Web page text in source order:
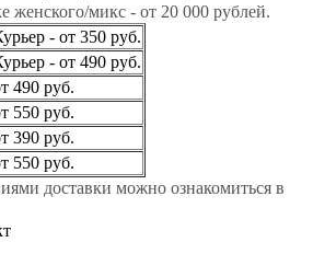
женского/микс - от 20 000 рублей.
- от 350 руб.
- от 490 руб.
490 руб.
550 руб.
390 руб.
550 руб.
доставки можно ознакомиться в